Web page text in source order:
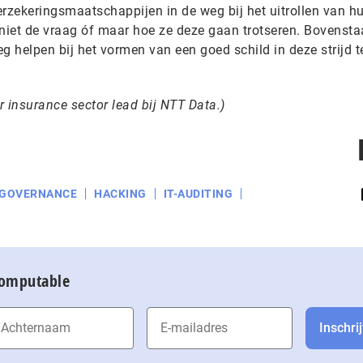
in de weg bij het uitrollen van
de vraag óf maar hoe ze deze gaan trotseren.
helpen bij het vormen van een goed schild in deze strijd
insurance sector lead bij NTT Data.)
HACKING IT-AUDITING